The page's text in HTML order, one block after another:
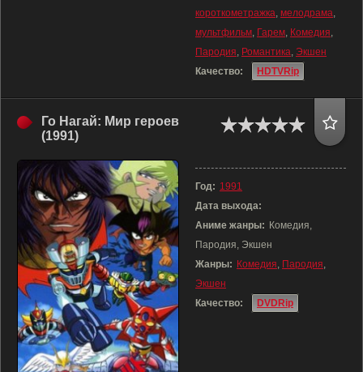
короткометражка, мелодрама,
мультфильм, Гарем, Комедия,
Пародия, Романтика, Экшен
Качество:
HDTVRip
Го Нагай: Мир героев
(1991)
Год: 1991
Дата выхода:
Аниме жанры: Комедия,
Пародия, Экшен
Жанры: Комедия, Пародия,
Экшен
Качество:
DVDRip